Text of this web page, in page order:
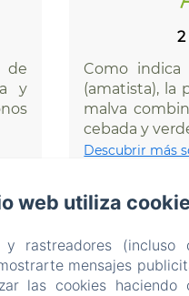
de
y
2
Como
(amatista), la
malva
cebada y
Descubrir más
Desde 76,5 €
web utiliza
y rastreadores
mensajes
las cookies